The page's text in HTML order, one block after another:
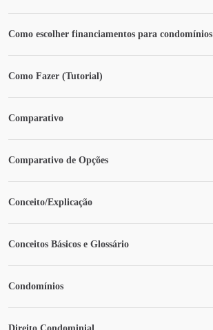
Como escolher financiamentos para condomínios
Como Fazer (Tutorial)
Comparativo
Comparativo de Opções
Conceito/Explicação
Conceitos Básicos e Glossário
Condomínios